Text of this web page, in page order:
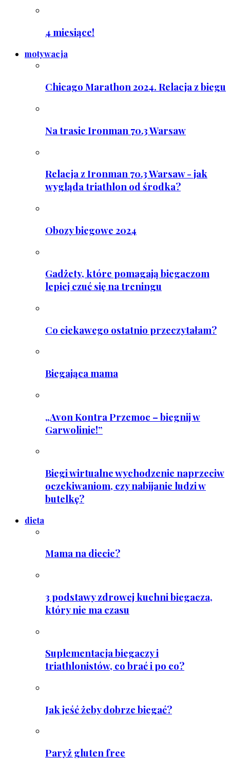
4 miesiące!
motywacja
Chicago Marathon 2024. Relacja z biegu
Na trasie Ironman 70.3 Warsaw
Relacja z Ironman 70.3 Warsaw - jak
wygląda triathlon od środka?
Obozy biegowe 2024
Gadżety, które pomagają biegaczom
lepiej czuć się na treningu
Co ciekawego ostatnio przeczytałam?
Biegająca mama
„Avon Kontra Przemoc – biegnij w
Garwolinie!”
Biegi wirtualne wychodzenie naprzeciw
oczekiwaniom, czy nabijanie ludzi w
butelkę?
dieta
Mama na diecie?
3 podstawy zdrowej kuchni biegacza,
który nie ma czasu
Suplementacja biegaczy i
triathlonistów, co brać i po co?
Jak jeść żeby dobrze biegać?
Paryż gluten free